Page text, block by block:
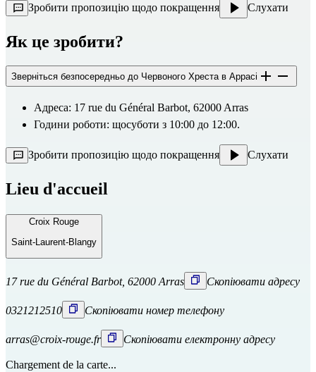
Зробити пропозицію щодо покращення Слухати
Як це зробити?
Зверніться безпосередньо до Червоного Хреста в Аррасі
Адреса: 17 rue du Général Barbot, 62000 Arras
Години роботи: щосуботи з 10:00 до 12:00.
Зробити пропозицію щодо покращення Слухати
Lieu d'accueil
Croix Rouge
Saint-Laurent-Blangy
17 rue du Général Barbot, 62000 Arras Скопіювати адресу
0321212510 Скопіювати номер телефону
arras@croix-rouge.fr Скопіювати електронну адресу
Chargement de la carte...